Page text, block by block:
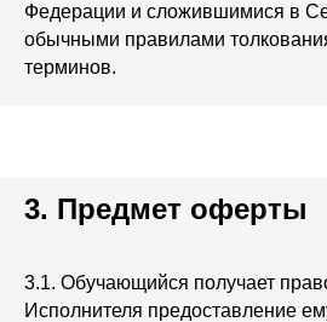
Федерации и сложившимися в
обычными правилами
терминов.
3. Предмет оферты
3.1. Обучающийся получает
Исполнителя предоставление